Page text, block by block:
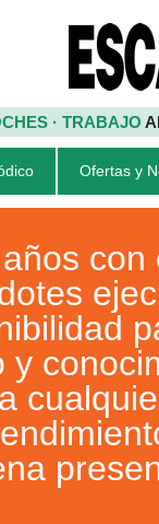
· TRABAJO
Ofertas y
con
y